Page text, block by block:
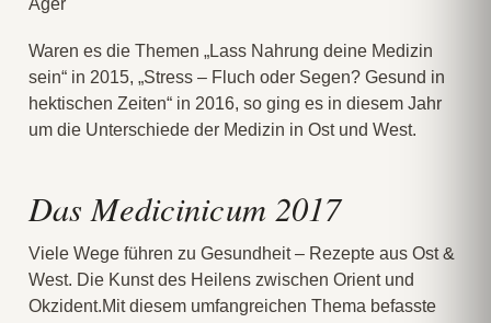
Waren es die Themen „Lass Nahrung deine Medizin
sein“ in 2015, „Stress – Fluch oder Segen? Gesund in
hektischen Zeiten“ in 2016, so ging es in diesem Jahr
um die Unterschiede der Medizin in Ost und West.
Das Medicinicum 2017
Viele Wege führen zu Gesundheit – Rezepte aus Ost &
West. Die Kunst des Heilens zwischen Orient und
Okzident.Mit diesem umfangreichen Thema befasste